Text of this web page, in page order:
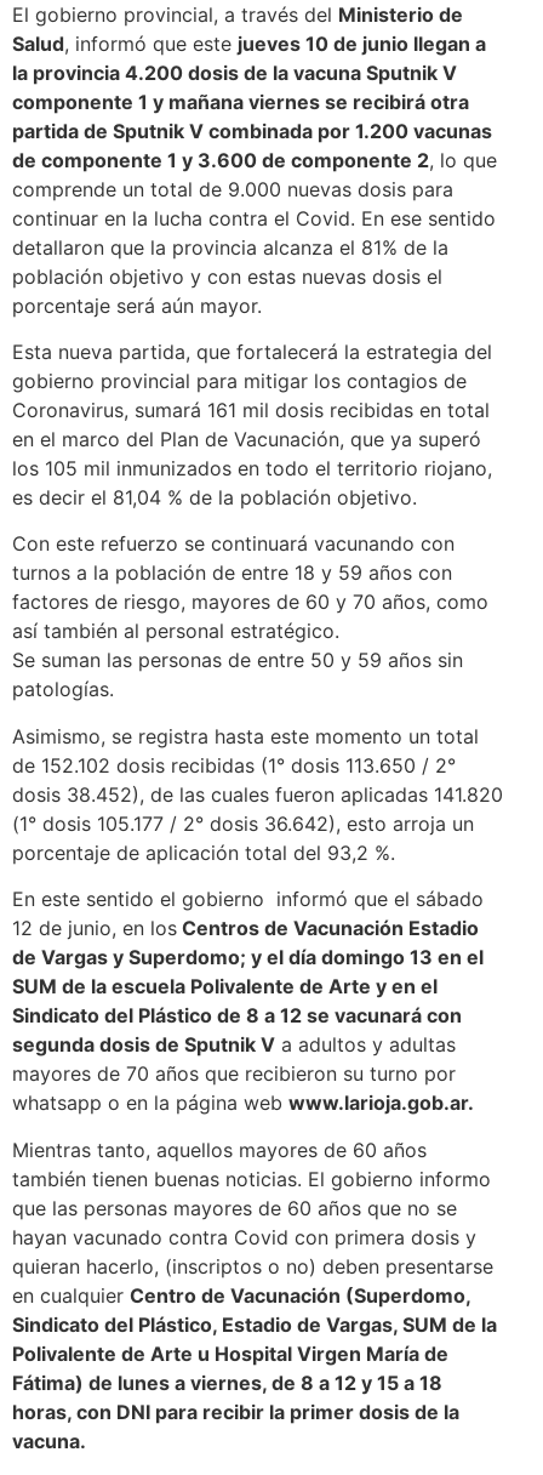
El gobierno provincial, a través del Ministerio de
Salud, informó que este jueves 10 de junio llegan a
la provincia 4.200 dosis de la vacuna Sputnik V
componente 1 y mañana viernes se recibirá otra
partida de Sputnik V combinada por 1.200 vacunas
de componente 1 y 3.600 de componente 2, lo que
comprende un total de 9.000 nuevas dosis para
continuar en la lucha contra el Covid. En ese sentido
detallaron que la provincia alcanza el 81% de la
población objetivo y con estas nuevas dosis el
porcentaje será aún mayor.
Esta nueva partida, que fortalecerá la estrategia del
gobierno provincial para mitigar los contagios de
Coronavirus, sumará 161 mil dosis recibidas en total
en el marco del Plan de Vacunación, que ya superó
los 105 mil inmunizados en todo el territorio riojano,
es decir el 81,04 % de la población objetivo.
Con este refuerzo se continuará vacunando con
turnos a la población de entre 18 y 59 años con
factores de riesgo, mayores de 60 y 70 años, como
así también al personal estratégico.
Se suman las personas de entre 50 y 59 años sin
patologías.
Asimismo, se registra hasta este momento un total
de 152.102 dosis recibidas (1° dosis 113.650 / 2°
dosis 38.452), de las cuales fueron aplicadas 141.820
(1° dosis 105.177 / 2° dosis 36.642), esto arroja un
porcentaje de aplicación total del 93,2 %.
En este sentido el gobierno informó que el sábado
12 de junio, en los Centros de Vacunación Estadio
de Vargas y Superdomo; y el día domingo 13 en el
SUM de la escuela Polivalente de Arte y en el
Sindicato del Plástico de 8 a 12 se vacunará con
segunda dosis de Sputnik V a adultos y adultas
mayores de 70 años que recibieron su turno por
whatsapp o en la página web www.larioja.gob.ar.
Mientras tanto, aquellos mayores de 60 años
también tienen buenas noticias. El gobierno informo
que las personas mayores de 60 años que no se
hayan vacunado contra Covid con primera dosis y
quieran hacerlo, (inscriptos o no) deben presentarse
en cualquier Centro de Vacunación (Superdomo,
Sindicato del Plástico, Estadio de Vargas, SUM de la
Polivalente de Arte u Hospital Virgen María de
Fátima) de lunes a viernes, de 8 a 12 y 15 a 18
horas, con DNI para recibir la primer dosis de la
vacuna.